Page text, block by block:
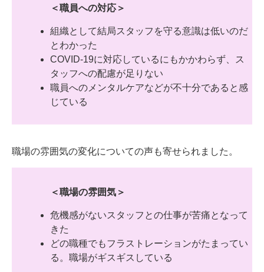
＜職員への対応＞
組織として結局スタッフを守る意識は低いのだ
とわかった
COVID-19に対応しているにもかかわらず、ス
タッフへの配慮が足りない
職員へのメンタルケアなどが不十分であると感
じている
職場の雰囲気の変化についての声も寄せられました。
＜職場の雰囲気＞
危機感がないスタッフとの仕事が苦痛となって
きた
どの職種でもフラストレーションがたまってい
る。職場がギスギスしている